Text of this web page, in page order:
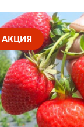
АКЦИЯ